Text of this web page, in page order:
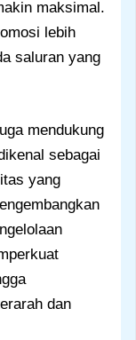
maksimal.
lebih
saluran yang
mendukung
sebagai
yang
dan